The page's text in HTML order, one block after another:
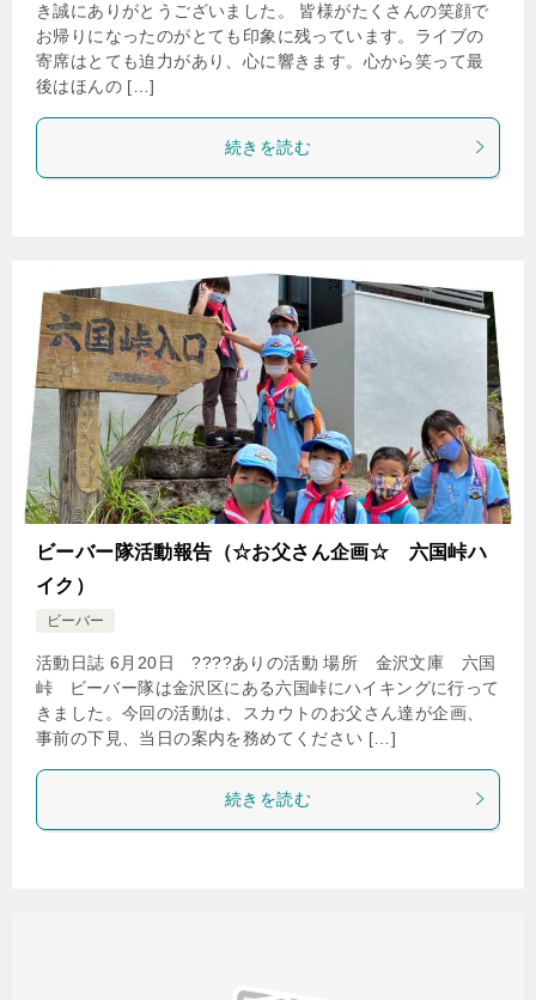
き誠にありがとうございました。 皆様がたくさんの笑顔で
お帰りになったのがとても印象に残っています。ライブの
寄席はとても迫力があり、心に響きます。心から笑って最
後はほんの […]
続きを読む
ビーバー隊活動報告（☆お父さん企画☆ 六国峠ハ
イク）
ビーバー
活動日誌 6月20日 ????ありの活動 場所 金沢文庫 六国
峠 ビーバー隊は金沢区にある六国峠にハイキングに行って
きました。今回の活動は、スカウトのお父さん達が企画、
事前の下見、当日の案内を務めてください […]
続きを読む